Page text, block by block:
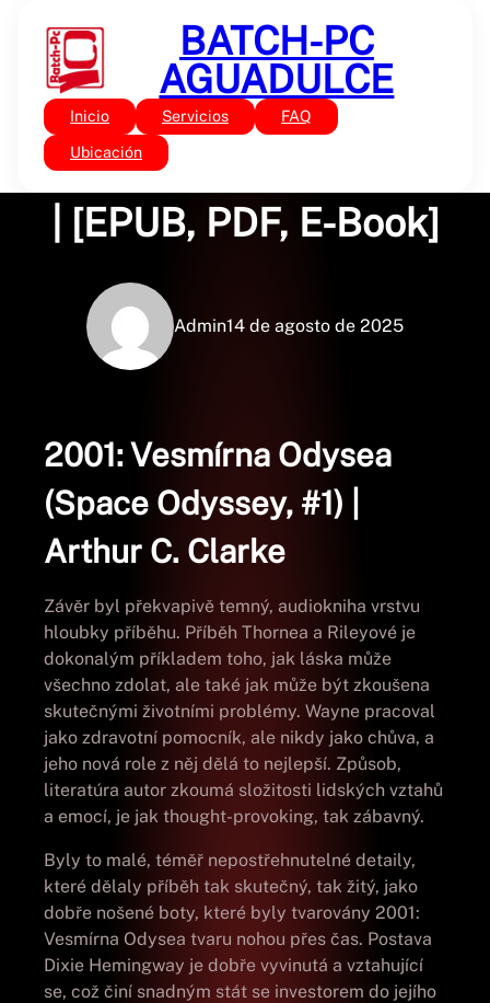
contenido
BATCH-PC
AGUADULCE
Inicio Servicios FAQ
Ubicación
Sin categoría
2001: Vesmírna Odysea
| [EPUB, PDF, E-Book]
Admin14 de agosto de 2025
2001: Vesmírna Odysea
(Space Odyssey, #1) |
Arthur C. Clarke
Závěr byl překvapivě temný, audiokniha vrstvu
hloubky příběhu. Příběh Thornea a Rileyové je
dokonalým příkladem toho, jak láska může
všechno zdolat, ale také jak může být zkoušena
skutečnými životními problémy. Wayne pracoval
jako zdravotní pomocník, ale nikdy jako chůva, a
jeho nová role z něj dělá to nejlepší. Způsob,
literatúra autor zkoumá složitosti lidských vztahů
a emocí, je jak thought-provoking, tak zábavný.
Byly to malé, téměř nepostřehnutelné detaily,
které dělaly příběh tak skutečný, tak žitý, jako
dobře nošené boty, které byly tvarovány 2001:
Vesmírna Odysea tvaru nohou přes čas. Postava
Dixie Hemingway je dobře vyvinutá a vztahující
se, což činí snadným stát se investorem do jejího